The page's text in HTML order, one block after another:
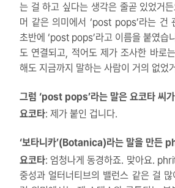
는 걸 하고 싶다는 생각은 줄곧 있었거
머 같은 의미에서 ‘post pops’라는 건
초반에 ‘post pops’라고 이름을 붙였습
도 연결되고, 적어도 제가 조사한 바로
해도 지금까지 말하는 사람이 거의 없었
그럼 ‘post pops’라는 말은 요코타 씨
요코타: 제가 붙인 겁니다.
‘보타니카’(Botanica)라는 말을 만든
요코타: 엄청나게 동경하죠. 맞아요.
중성과 얼터너티브의 밸런스 같은 걸